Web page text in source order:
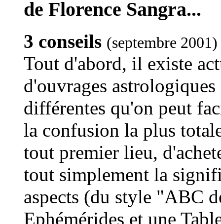
de Florence Sangra...
3 conseils (septembre 2001)
Tout d'abord, il existe
d'ouvrages
différentes qu'on peut
la confusion la plus
tout premier lieu,
tout simplement la
aspects (du style "ABC
Ephémérides et une